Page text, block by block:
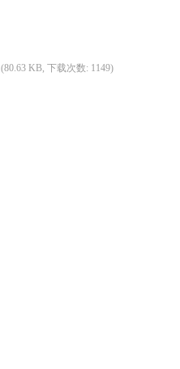
(80.63 KB, 下载次数: 1149)